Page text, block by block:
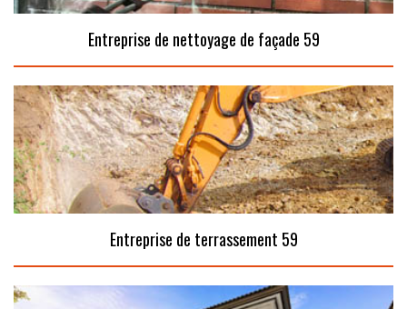
Entreprise de nettoyage de façade 59
Entreprise de terrassement 59